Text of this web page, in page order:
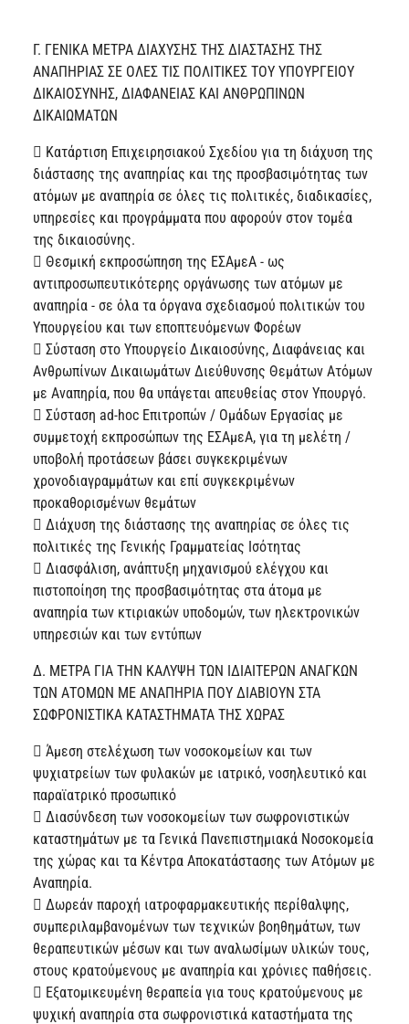
Γ. ΓΕΝΙΚΑ ΜΕΤΡΑ ΔΙΑΧΥΣΗΣ ΤΗΣ ΔΙΑΣΤΑΣΗΣ ΤΗΣ
ΑΝΑΠΗΡΙΑΣ ΣΕ ΟΛΕΣ ΤΙΣ ΠΟΛΙΤΙΚΕΣ ΤΟΥ ΥΠΟΥΡΓΕΙΟΥ
ΔΙΚΑΙΟΣΥΝΗΣ, ΔΙΑΦΑΝΕΙΑΣ ΚΑΙ ΑΝΘΡΩΠΙΝΩΝ
ΔΙΚΑΙΩΜΑΤΩΝ
 Κατάρτιση Επιχειρησιακού Σχεδίου για τη διάχυση της
διάστασης της αναπηρίας και της προσβασιμότητας των
ατόμων με αναπηρία σε όλες τις πολιτικές, διαδικασίες,
υπηρεσίες και προγράμματα που αφορούν στον τομέα
της δικαιοσύνης.
 Θεσμική εκπροσώπηση της ΕΣΑμεΑ - ως
αντιπροσωπευτικότερης οργάνωσης των ατόμων με
αναπηρία - σε όλα τα όργανα σχεδιασμού πολιτικών του
Υπουργείου και των εποπτευόμενων Φορέων
 Σύσταση στο Υπουργείο Δικαιοσύνης, Διαφάνειας και
Ανθρωπίνων Δικαιωμάτων Διεύθυνσης Θεμάτων Ατόμων
με Αναπηρία, που θα υπάγεται απευθείας στον Υπουργό.
 Σύσταση ad-hoc Επιτροπών / Ομάδων Εργασίας με
συμμετοχή εκπροσώπων της ΕΣΑμεΑ, για τη μελέτη /
υποβολή προτάσεων βάσει συγκεκριμένων
χρονοδιαγραμμάτων και επί συγκεκριμένων
προκαθορισμένων θεμάτων
 Διάχυση της διάστασης της αναπηρίας σε όλες τις
πολιτικές της Γενικής Γραμματείας Ισότητας
 Διασφάλιση, ανάπτυξη μηχανισμού ελέγχου και
πιστοποίηση της προσβασιμότητας στα άτομα με
αναπηρία των κτιριακών υποδομών, των ηλεκτρονικών
υπηρεσιών και των εντύπων
Δ. ΜΕΤΡΑ ΓΙΑ ΤΗΝ ΚΑΛΥΨΗ ΤΩΝ ΙΔΙΑΙΤΕΡΩΝ ΑΝΑΓΚΩΝ
ΤΩΝ ΑΤΟΜΩΝ ΜΕ ΑΝΑΠΗΡΙΑ ΠΟΥ ΔΙΑΒΙΟΥΝ ΣΤΑ
ΣΩΦΡΟΝΙΣΤΙΚΑ ΚΑΤΑΣΤΗΜΑΤΑ ΤΗΣ ΧΩΡΑΣ
 Άμεση στελέχωση των νοσοκομείων και των
ψυχιατρείων των φυλακών με ιατρικό, νοσηλευτικό και
παραϊατρικό προσωπικό
 Διασύνδεση των νοσοκομείων των σωφρονιστικών
καταστημάτων με τα Γενικά Πανεπιστημιακά Νοσοκομεία
της χώρας και τα Κέντρα Αποκατάστασης των Ατόμων με
Αναπηρία.
 Δωρεάν παροχή ιατροφαρμακευτικής περίθαλψης,
συμπεριλαμβανομένων των τεχνικών βοηθημάτων, των
θεραπευτικών μέσων και των αναλωσίμων υλικών τους,
στους κρατούμενους με αναπηρία και χρόνιες παθήσεις.
 Εξατομικευμένη θεραπεία για τους κρατούμενους με
ψυχική αναπηρία στα σωφρονιστικά καταστήματα της